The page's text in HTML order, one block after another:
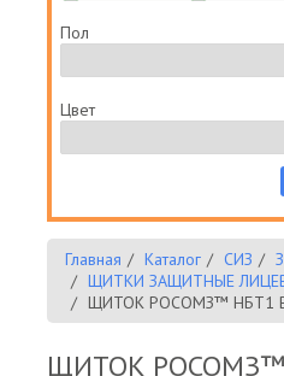
Пол
Цвет
Главная Каталог СИЗ
ЩИТКИ ЗАЩИТНЫЕ
ЩИТОК РОСОМЗ™ НБТ1
ЩИТОК